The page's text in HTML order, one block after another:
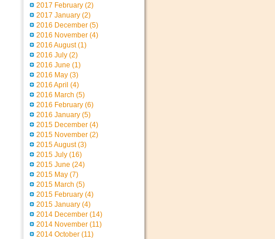
2017 February (2)
2017 January (2)
2016 December (5)
2016 November (4)
2016 August(1)
2016 July (2)
2016 June (1)
2016 May (3)
2016 April (4)
2016 March (5)
2016 February (6)
2016 January (5)
2015 December (4)
2015 November (2)
2015 August(3)
2015 July (16)
2015 June (24)
2015 May (7)
2015 March (5)
2015 February (4)
2015 January (4)
2014 December (14)
2014 November (11)
2014 October (11)